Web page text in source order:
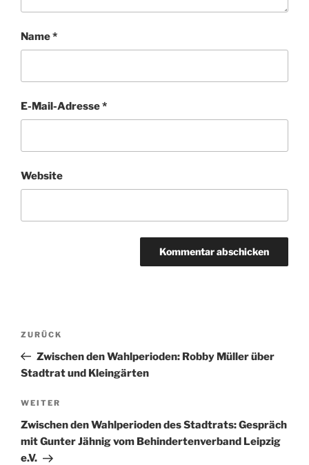
Name*
E-Mail-Adresse*
Website
Beitragsnavigation
Vorheriger
Beitrag
ZURÜCK
Zwischen den Wahlperioden: Robby Müller über
Stadtrat und Kleingärten
Nächster
Beitrag
WEITER
Zwischen den Wahlperioden des Stadtrats: Gespräch
mit Gunter Jähnig vom Behindertenverband Leipzig
e.V.